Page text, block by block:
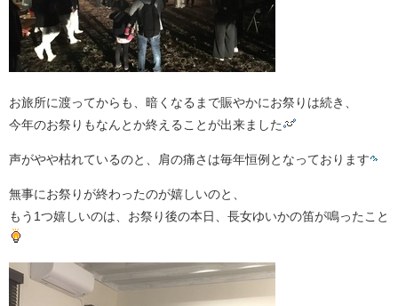
お旅所に渡ってからも、暗くなるまで賑やかにお祭りは続き、
今年のお祭りもなんとか終えることが出来ました
声がやや枯れているのと、肩の痛さは毎年恒例となっております
無事にお祭りが終わったのが嬉しいのと、
もう1つ嬉しいのは、お祭り後の本日、長女ゆいかの笛が鳴ったこと